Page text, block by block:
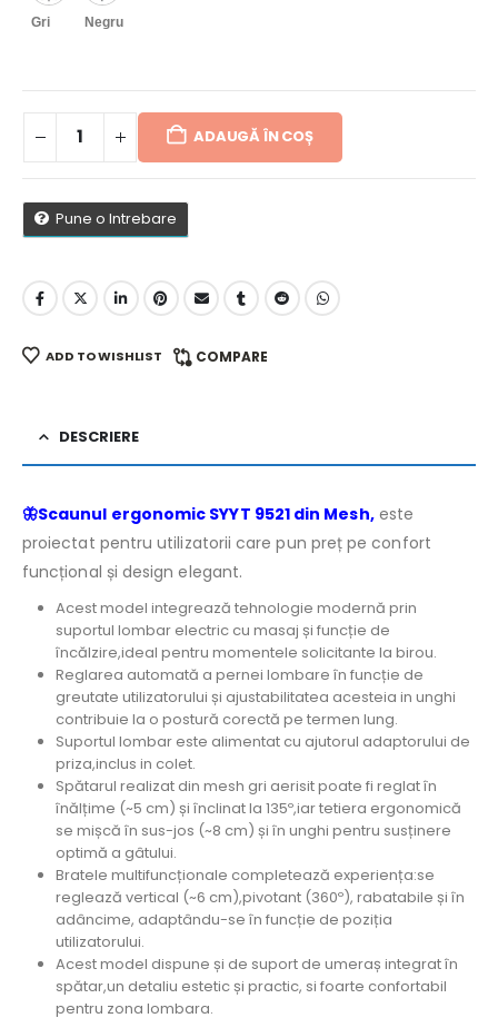
Gri Negru
ADAUGĂ ÎN COȘ
Pune o Intrebare
ADD TO WISHLIST COMPARE
DESCRIERE
🦋Scaunul ergonomic SYYT 9521 din Mesh,este
proiectat pentru utilizatorii care pun preț pe confort
funcțional și design elegant.
Acest model integrează tehnologie modernă prin
suportul lombar electric cu masaj și funcție de
încălzire,ideal pentru momentele solicitante la birou.
Reglarea automată a pernei lombare în funcție de
greutate utilizatorului și ajustabilitatea acesteia in unghi
contribuie la o postură corectă pe termen lung.
Suportul lombar este alimentat cu ajutorul adaptorului de
priza,inclus in colet.
Spătarul realizat din mesh gri aerisit poate fi reglat în
înălțime (~5 cm) și înclinat la 135º,iar tetiera ergonomică
se mișcă în sus-jos (~8 cm) și în unghi pentru susținere
optimă a gâtului.
Bratele multifuncționale completează experiența:se
reglează vertical (~6 cm),pivotant (360º), rabatabile și în
adâncime, adaptându-se în funcție de poziția
utilizatorului.
Acest model dispune și de suport de umeraș integrat în
spătar,un detaliu estetic și practic, si foarte confortabil
pentru zona lombara.